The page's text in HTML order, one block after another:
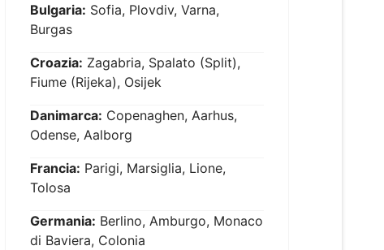
Bulgaria: Sofia, Plovdiv, Varna,
Burgas
Croazia: Zagabria, Spalato (Split),
Fiume (Rijeka), Osijek
Danimarca: Copenaghen, Aarhus,
Odense, Aalborg
Francia: Parigi, Marsiglia, Lione,
Tolosa
Germania: Berlino, Amburgo, Monaco
di Baviera, Colonia